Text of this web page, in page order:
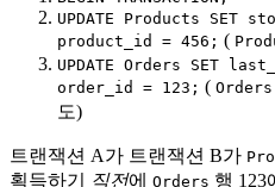
UPDATE Products SET
product_id = 456; (
UPDATE Orders SET
order_id = 123; ( Orders
도)
트랜잭션 A가 트랜잭션 B가
획득하기
직전에 Orders 행 123